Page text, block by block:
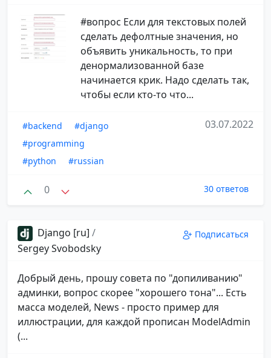
#вопрос Если для текстовых полей
сделать дефолтные значения, но
объявить уникальность, то при
денормализованной базе
начинается крик. Надо сделать так,
чтобы если кто-то что...
#backend
#django
#programming
#python
#russian
03.07.2022
0 30 ответов
Django [ru] /
Sergey Svobodsky
Подписаться
Добрый день, прошу совета по "допиливанию"
админки, вопрос скорее "хорошего тона"... Есть
масса моделей, News - просто пример для
иллюстрации, для каждой прописан ModelAdmin
(...